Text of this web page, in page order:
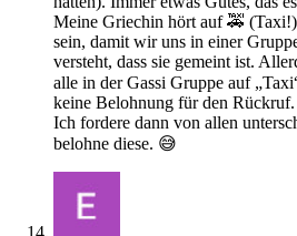
Meine Griechin hört auf 🚕
sein, damit wir uns in einer
versteht, dass sie gemeint ist.
alle in der Gassi Gruppe auf
keine Belohnung für den
Ich fordere dann von allen
belohne diese. 😅